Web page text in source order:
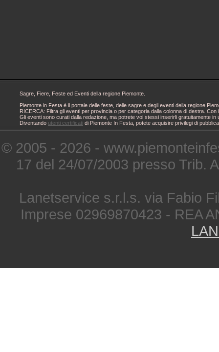
Sagre, Fiere, Feste ed Eventi della regione Piemonte.
Piemonte in Festa è il portale delle feste, delle sagre e degli eventi della regione
RICERCA: Filtra gli eventi per provincia o per categoria dalla colonna di destra.
Gli eventi sono curati dalla redazione, ma potrete voi stessi inserirli gratuitamente
Diventando utenti certificati di Piemonte In Festa, potete acquisire privilegi di
© 2005 - 2026 -
17 del 24/07/2003 presso Trib.
Lanetservice s.r.l.s. via Fabio
Imprese 02969870423 - REA